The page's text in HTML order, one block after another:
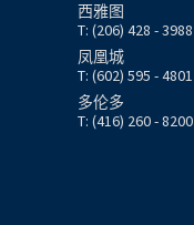
西雅图
T: (206) 428 - 3988
凤凰城
T: (602) 595 - 4801
多伦多
T: (416) 260 - 8200